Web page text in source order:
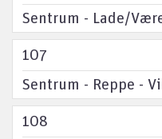
Sentrum - Lade/
107
Sentrum - Reppe -
108